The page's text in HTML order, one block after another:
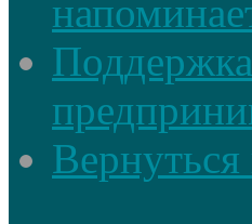
Поддержка
Вернуться